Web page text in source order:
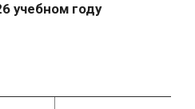
учебном году